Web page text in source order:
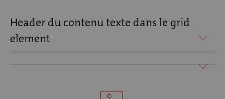
Header du contenu texte dans le grid
element